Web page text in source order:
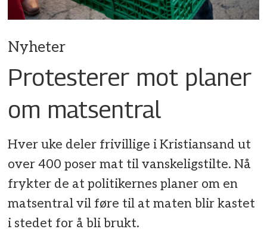
Nyheter
Protesterer mot planer
om matsentral
Hver uke deler frivillige i Kristiansand ut
over 400 poser mat til vanskeligstilte. Nå
frykter de at politikernes planer om en
matsentral vil føre til at maten blir kastet
i stedet for å bli brukt.